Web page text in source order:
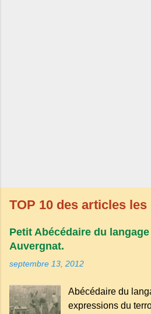
TOP 10 des articles
Petit Abécédaire du
Auvergnat.
septembre 13, 2012
Abécédaire du
expressions du